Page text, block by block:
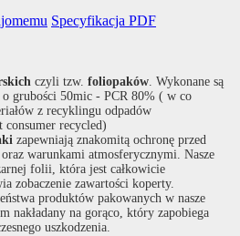
Specyfikacja PDF
czyli tzw. foliopaków. Wykonane są
grubości 50mic - PCR 80% ( w co
z recyklingu odpadów
consumer recycled)
zapewniają znakomitą ochronę przed
warunkami atmosferycznymi. Nasze
folii, która jest całkowicie
zobaczenie zawartości koperty.
produktów pakowanych w nasze
nakładany na gorąco, który zapobiega
uszkodzenia.